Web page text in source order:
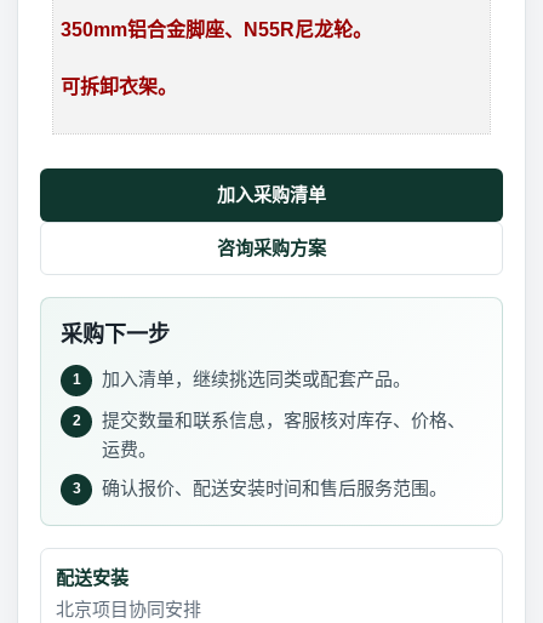
350mm铝合金脚座、N55R尼龙轮。
可拆卸衣架。
加入采购清单
咨询采购方案
采购下一步
1 加入清单，继续挑选同类或配套产品。
2
提交数量和联系信息，客服核对库存、价格、
运费。
3 确认报价、配送安装时间和售后服务范围。
配送安装
北京项目协同安排